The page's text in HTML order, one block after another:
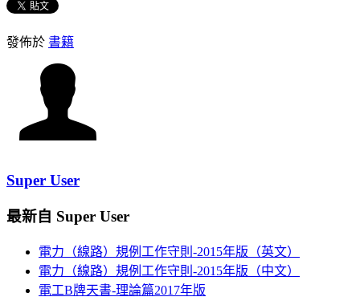
發佈於 書籍
Super User
最新自 Super User
電力（線路）規例工作守則-2015年版（英文）
電力（線路）規例工作守則-2015年版（中文）
電工B牌天書-理論篇2017年版